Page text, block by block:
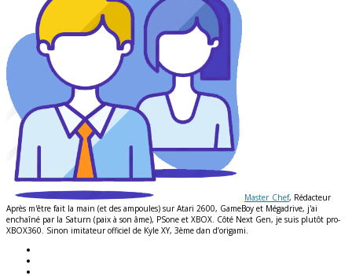
Master_Chef, Rédacteur
Après m'être fait la main (et des ampoules) sur Atari 2600, GameBoy et Mégadrive, j'ai
enchaîné par la Saturn (paix à son âme), PSone et XBOX. Côté Next Gen, je suis plutôt pro-
XBOX360. Sinon imitateur officiel de Kyle XY, 3ème dan d’origami.